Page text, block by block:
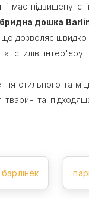
і має підвищену
дошка
дозволяє
стилів
стильного та
та